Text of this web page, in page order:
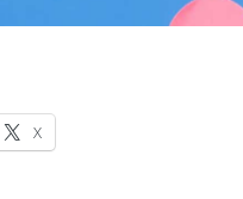
X